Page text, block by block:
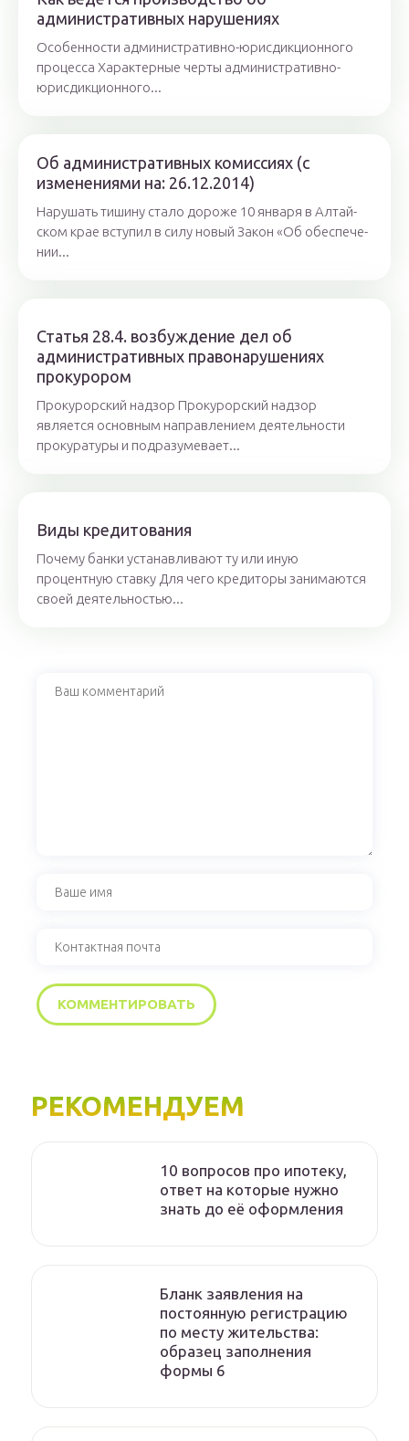
административных нарушениях
Особенности административно-юрисдикционного
процесса Характерные черты административно-
юрисдикционного...
Об административных комиссиях (с
изменениями на: 26.12.2014)
Нарушать тишину стало дороже 10 ян­ва­ря в Ал­тай­
ском крае всту­пил в си­лу но­вый За­кон «Об обес­пе­че­
нии...
Статья 28.4. возбуждение дел об
административных правонарушениях
прокурором
Прокурорский надзор Прокурорский надзор
является основным направлением деятельности
прокуратуры и подразумевает...
Виды кредитования
Почему банки устанавливают ту или иную
процентную ставку Для чего кредиторы занимаются
своей деятельностью...
РЕКОМЕНДУЕМ
10 вопросов про ипотеку,
ответ на которые нужно
знать до её оформления
Бланк заявления на
постоянную регистрацию
по месту жительства:
образец заполнения
формы 6